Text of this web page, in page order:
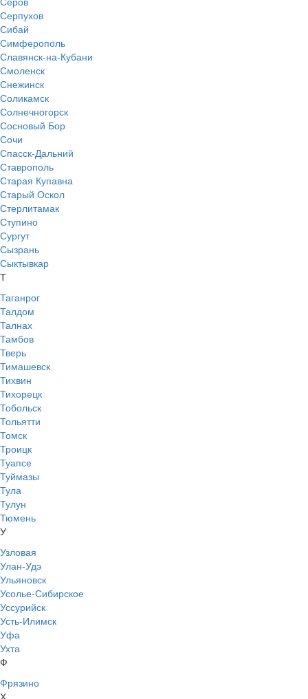
Серпухов
Сибай
Симферополь
Славянск-на-Кубани
Смоленск
Снежинск
Соликамск
Солнечногорск
Сосновый Бор
Сочи
Спасск-Дальний
Ставрополь
Старая Купавна
Старый Оскол
Стерлитамак
Ступино
Сургут
Сызрань
Сыктывкар
Т
Таганрог
Талдом
Талнах
Тамбов
Тверь
Тимашевск
Тихвин
Тихорецк
Тобольск
Тольятти
Томск
Троицк
Туапсе
Туймазы
Тула
Тулун
Тюмень
У
Узловая
Улан-Удэ
Ульяновск
Усолье-Сибирское
Уссурийск
Усть-Илимск
Уфа
Ухта
Ф
Фрязино
Х